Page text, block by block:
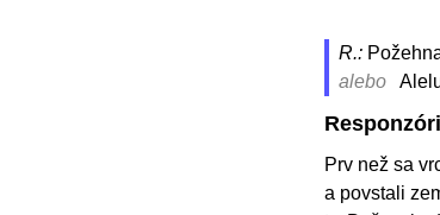
R.:
alebo
Prv než sa
a povstali